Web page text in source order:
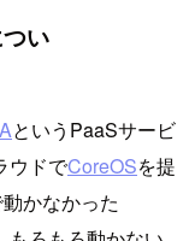
い
というPaaSサービ
ウドでCoreOSを提
かなかった